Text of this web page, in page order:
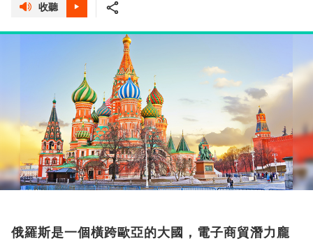
收聽
俄羅斯是一個橫跨歐亞的大國，電子商貿潛力龐